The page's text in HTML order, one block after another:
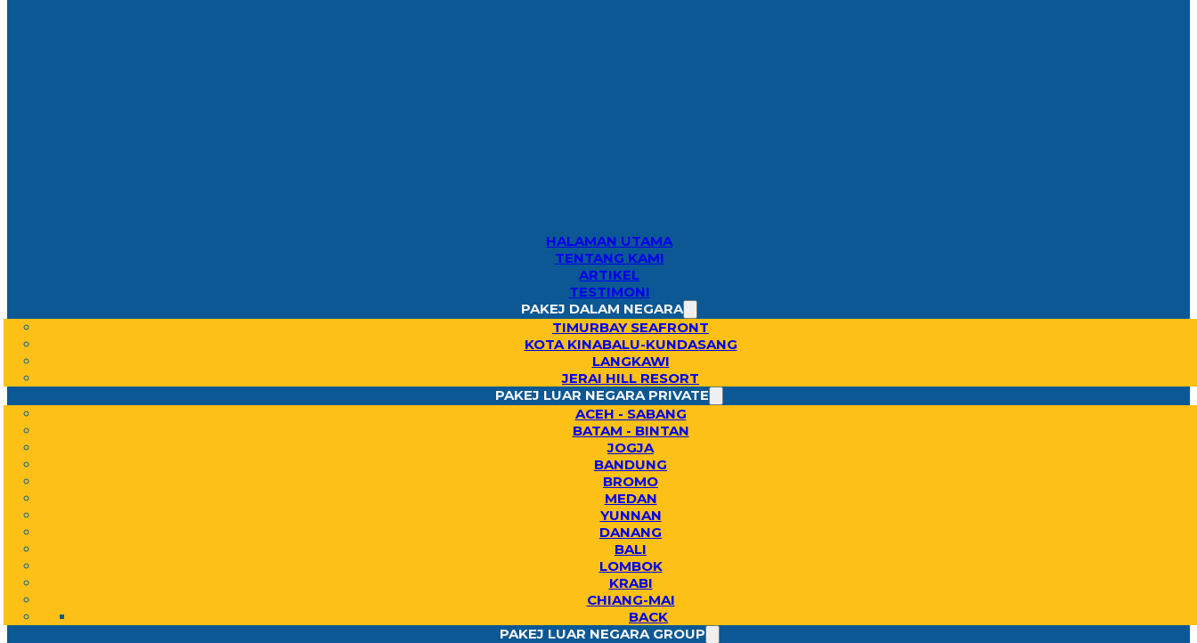
HALAMAN UTAMA
TENTANG KAMI
ARTIKEL
TESTIMONI
PAKEJ DALAM NEGARA
TIMURBAY SEAFRONT
KOTA KINABALU-KUNDASANG
LANGKAWI
JERAI HILL RESORT
PAKEJ LUAR NEGARA PRIVATE
ACEH - SABANG
BATAM - BINTAN
JOGJA
BANDUNG
BROMO
MEDAN
YUNNAN
DANANG
BALI
LOMBOK
KRABI
CHIANG-MAI
BACK
PAKEJ LUAR NEGARA GROUP